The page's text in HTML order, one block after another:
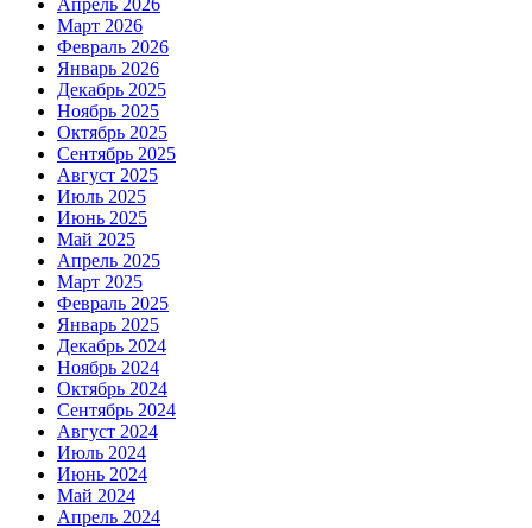
Март 2026
Февраль 2026
Январь 2026
Декабрь 2025
Ноябрь 2025
Октябрь 2025
Сентябрь 2025
Август 2025
Июль 2025
Июнь 2025
Май 2025
Апрель 2025
Март 2025
Февраль 2025
Январь 2025
Декабрь 2024
Ноябрь 2024
Октябрь 2024
Сентябрь 2024
Август 2024
Июль 2024
Июнь 2024
Май 2024
Апрель 2024